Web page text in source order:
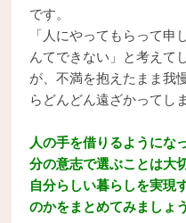
です。
「人にやってもらって
んてできない」と考えて
が、不満を抱えたまま我
らどんどん遠ざかってし
人の手を借りるようにな
分の意志で選ぶことは大
自分らしい暮らしを実現
のかをまとめてみましょう